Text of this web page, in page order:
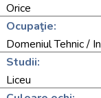
Orice
Ocupaţie:
Domeniul Tehnic /
Studii:
Liceu